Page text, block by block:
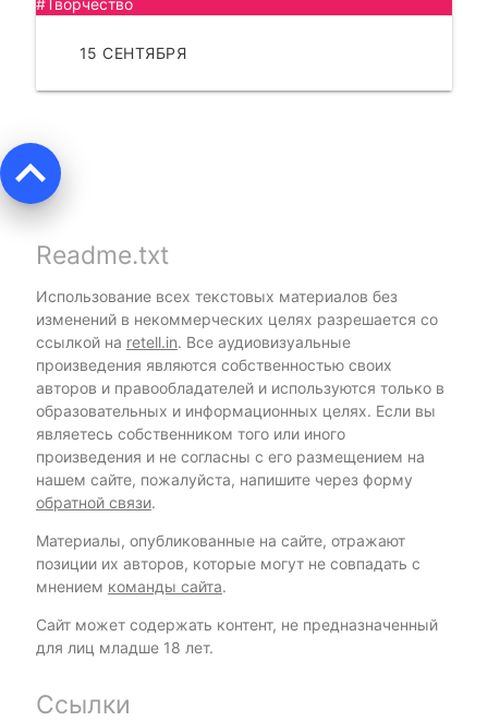
#Творчество
15 СЕНТЯБРЯ
keyboard_arrow_up
Readme.txt
Использование всех текстовых материалов без
изменений в некоммерческих целях разрешается со
ссылкой на retell.in. Все аудиовизуальные
произведения являются собственностью своих
авторов и правообладателей и используются только в
образовательных и информационных целях. Если вы
являетесь собственником того или иного
произведения и не согласны с его размещением на
нашем сайте, пожалуйста, напишите через форму
обратной связи.
Материалы, опубликованные на сайте, отражают
позиции их авторов, которые могут не совпадать с
мнением команды сайта.
Сайт может содержать контент, не предназначенный
для лиц младше 18 лет.
Ссылки